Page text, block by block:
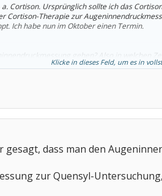
Cortison. Ursprünglich sollte ich das
Cortison-Therapie zur
Ich habe nun im Oktober einen Termin.
gehen? Also in welchen
Untersuchung bei langjähriger Cortison-
MTX.
Klicke in dieses Feld, um es in
gesagt, dass man den
zur Quensyl-